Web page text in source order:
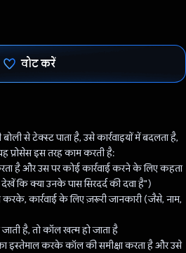
वोट करें
से टेक्स्ट पाता है, उसे कार्रवाइयों में बदलता है,
प्रोसेस इस तरह काम करती है:
है और उस पर कोई कार्रवाई करने के लिए कहता
कि क्या उनके पास सिरदर्द की दवा है")
कार्रवाई के लिए ज़रूरी जानकारी (जैसे, नाम,
है, तो कॉल खत्म हो जाता है
इस्तेमाल करके कॉल की समीक्षा करता है और उसे